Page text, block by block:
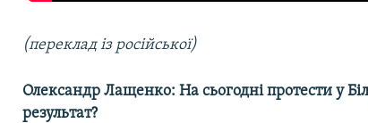
(переклад із російської)
Олександр Лащенко: На сьогодні протести у
результат?